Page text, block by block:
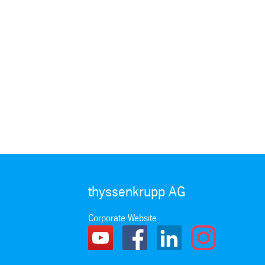
thyssenkrupp AG
Corporate Website